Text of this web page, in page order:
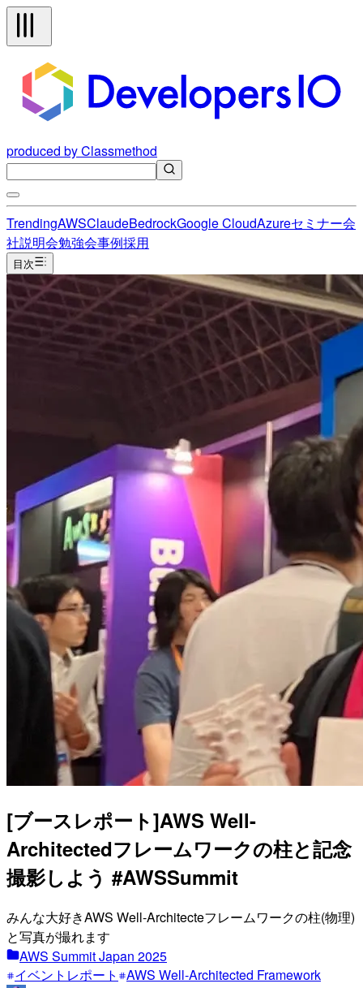
produced by Classmethod
TrendingAWSClaudeBedrockGoogle CloudAzureセミナー会
社説明会勉強会事例採用
目次
[ブースレポート]AWS Well-
Architectedフレームワークの柱と記念
撮影しよう #AWSSummit
みんな大好きAWS Well-Architecteフレームワークの柱(物理)
と写真が撮れます
AWS Summit Japan 2025
イベントレポート
AWS Well-Architected Framework